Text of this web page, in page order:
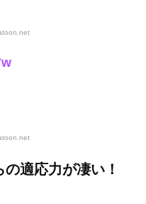
適応力が凄い！